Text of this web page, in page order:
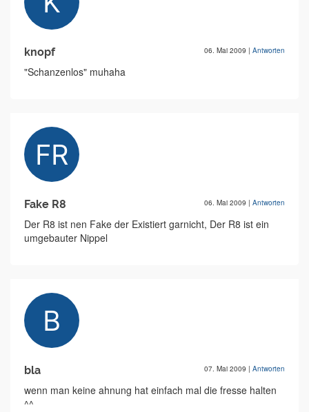
knopf 06. Mai 2009 | Antworten
"Schanzenlos" muhaha
Fake R8 06. Mai 2009 | Antworten
Der R8 ist nen Fake der Existiert garnicht, Der R8 ist ein
umgebauter Nippel
bla 07. Mai 2009 | Antworten
wenn man keine ahnung hat einfach mal die fresse halten
^^